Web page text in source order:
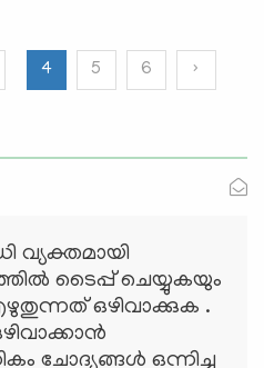
4 5 6 ›
വ്യക്തമായി
ടൈപ്പ് ചെയ്യുകയും
ഒഴിവാക്കുക .
ചോദ്യങ്ങള്‍ ഒന്നിച്ചു